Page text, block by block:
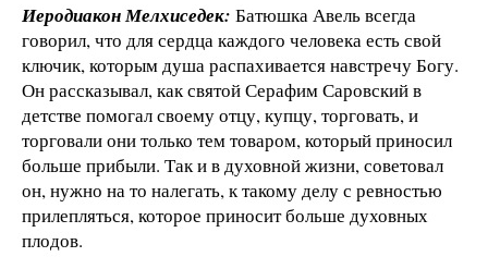
Иеродиакон Мелхиседек: Батюшка Авель всегда
говорил, что для сердца каждого человека есть свой
ключик, которым душа распахивается навстречу Богу.
Он рассказывал, как святой Серафим Саровский в
детстве помогал своему отцу, купцу, торговать, и
торговали они только тем товаром, который приносил
больше прибыли. Так и в духовной жизни, советовал
он, нужно на то налегать, к такому делу с ревностью
прилепляться, которое приносит больше духовных
плодов.